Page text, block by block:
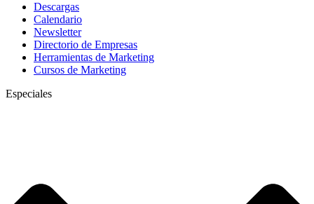
Descargas
Calendario
Newsletter
Directorio de Empresas
Herramientas de Marketing
Cursos de Marketing
Especiales